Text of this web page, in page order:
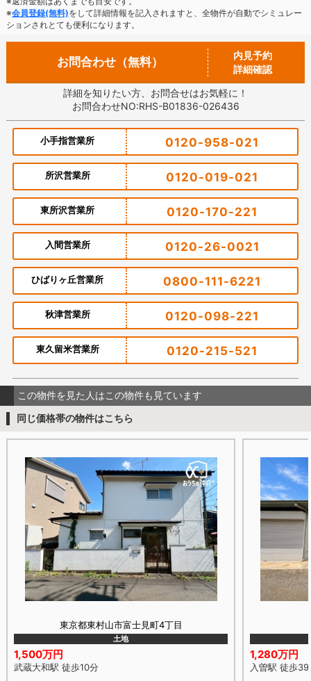
※会員登録(無料)をして詳細情報を記入されますと、全物件が自動でシミュレー
ションされとても便利になります。
お問合わせ（無料）
内見予約
詳細確認
詳細を知りたい方、お問合せはお気軽に！
お問合わせNO:RHS-B01836-026436
小手指営業所 0120-958-021
所沢営業所 0120-019-021
東所沢営業所 0120-170-221
入間営業所 0120-26-0021
ひばりヶ丘営業所 0800-111-6221
秋津営業所 0120-098-221
東久留米営業所 0120-215-521
この物件を見た人はこの物件も見ています
同じ価格帯の物件はこちら
東京都東村山市富士見町4丁目
土地
1,500万円
武蔵大和駅 徒歩10分
1,280万円
入曽駅 徒歩39